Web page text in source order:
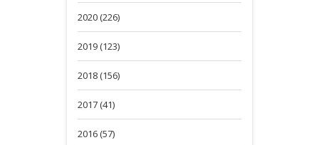
2020 (226)
2019 (123)
2018 (156)
2017 (41)
2016 (57)